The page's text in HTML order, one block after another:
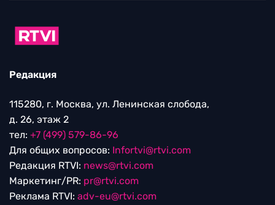
Редакция
115280, г. Москва, ул. Ленинская слобода,
д. 26, этаж 2
тел: +7 (499) 579-86-96
Для общих вопросов: Infortvi@rtvi.com
Редакция RTVI: news@rtvi.com
Маркетинг/PR: pr@rtvi.com
Реклама RTVI: adv-eu@rtvi.com